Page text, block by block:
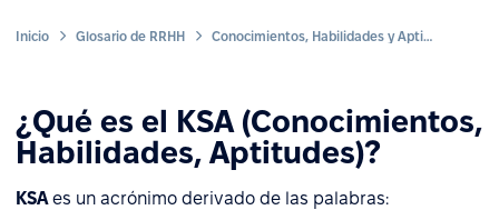
Inicio Glosario de RRHH Conocimientos, Habilidades y Aptitudes (KSA)
¿Qué es el KSA (Conocimientos,
Habilidades, Aptitudes)?
KSA es un acrónimo derivado de las palabras: